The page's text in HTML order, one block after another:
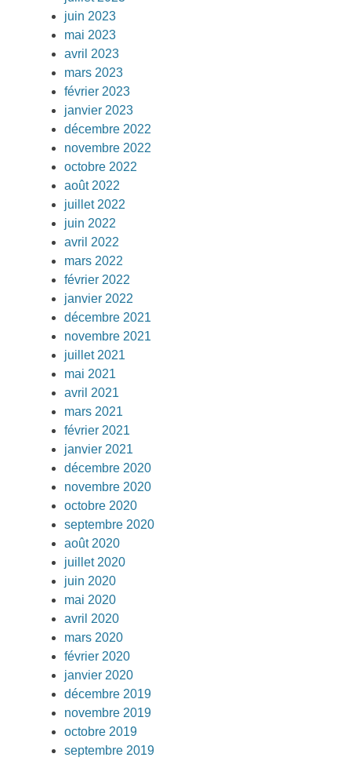
juin 2023
mai 2023
avril 2023
mars 2023
février 2023
janvier 2023
décembre 2022
novembre 2022
octobre 2022
août 2022
juillet 2022
juin 2022
avril 2022
mars 2022
février 2022
janvier 2022
décembre 2021
novembre 2021
juillet 2021
mai 2021
avril 2021
mars 2021
février 2021
janvier 2021
décembre 2020
novembre 2020
octobre 2020
septembre 2020
août 2020
juillet 2020
juin 2020
mai 2020
avril 2020
mars 2020
février 2020
janvier 2020
décembre 2019
novembre 2019
octobre 2019
septembre 2019